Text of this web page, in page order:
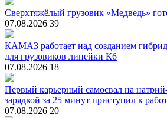
Сверхтяжёлый грузовик «Медведь»
07.08.2026 39
КАМАЗ работает над созданием
для грузовиков линейки К6
07.08.2026 18
Первый карьерный самосвал на
зарядкой за 25 минут приступил к
07.08.2026 20